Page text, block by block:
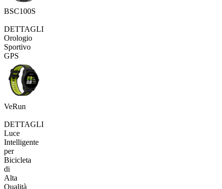
BSC100S
DETTAGLI
Orologio
Sportivo
GPS
VeRun
DETTAGLI
Luce
Intelligente
per
Bicicleta
di
Alta
Qualità